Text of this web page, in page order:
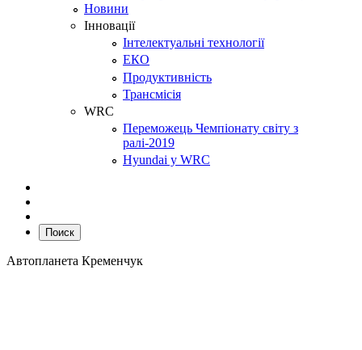
Новини
Інновації
Інтелектуальні технології
ЕКО
Продуктивність
Трансмісія
WRC
Переможець Чемпіонату світу з
ралі-2019
Hyundai у WRC
Поиск
Автопланета Кременчук